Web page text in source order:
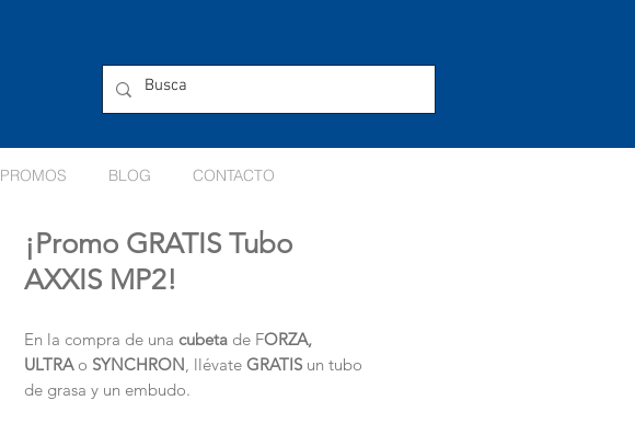
PROMOS BLOG CONTACTO
¡Promo GRATIS Tubo
AXXIS MP2!
En la compra de una cubeta de FORZA,
ULTRA o SYNCHRON, llévate GRATIS un tubo
de grasa y un embudo.